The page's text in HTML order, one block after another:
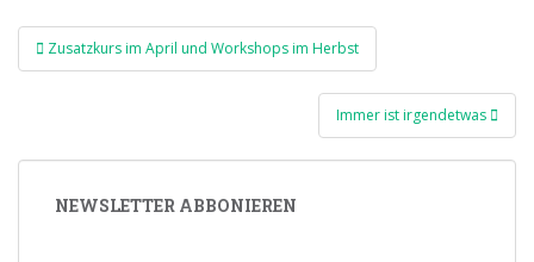
Beitragsnavigation
Zusatzkurs im April und Workshops im Herbst
Immer ist irgendetwas
NEWSLETTER ABBONIEREN